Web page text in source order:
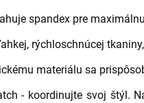
spandex pre
rýchloschnúcej tkaniny,
materiálu sa
- koordinujte svoj štýl.